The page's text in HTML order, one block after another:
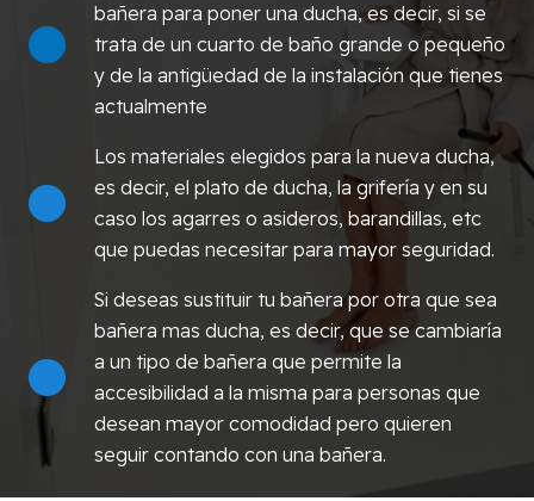
bañera para poner una ducha, es decir, si se
trata de un cuarto de baño grande o pequeño
y de la antigüedad de la instalación que tienes
actualmente
Los materiales elegidos para la nueva ducha,
es decir, el plato de ducha, la grifería y en su
caso los agarres o asideros, barandillas, etc
que puedas necesitar para mayor seguridad.
Si deseas sustituir tu bañera por otra que sea
bañera mas ducha, es decir, que se cambiaría
a un tipo de bañera que permite la
accesibilidad a la misma para personas que
desean mayor comodidad pero quieren
seguir contando con una bañera.